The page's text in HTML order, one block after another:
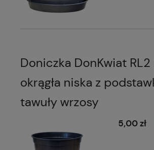
Doniczka DonKwiat RL2
okrągła niska z
tawuły wrzosy
5,00 zł